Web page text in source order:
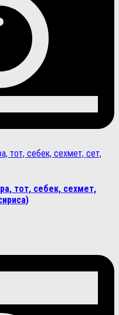
тот, себек, сехмет,